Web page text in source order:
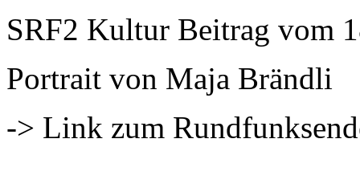
SRF2 Kultur Beitrag vom
Portrait von Maja Brändli
-> Link zum